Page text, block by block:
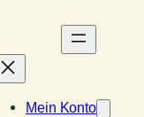
Mein Konto